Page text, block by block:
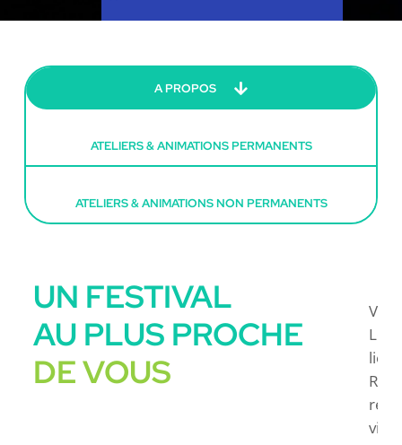
A PROPOS
ATELIERS & ANIMATIONS PERMANENTS
ATELIERS & ANIMATIONS NON PERMANENTS
UN FESTIVAL
AU PLUS PROCHE
DE VOUS
Le «
lieu